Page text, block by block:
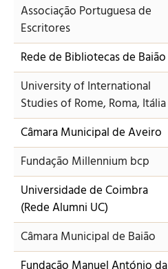
Associação Portuguesa de
Escritores
Rede de Bibliotecas de Baião
University of International
Studies of Rome, Roma, Itália
Câmara Municipal de Aveiro
Fundação Millennium bcp
Universidade de Coimbra
(Rede Alumni UC)
Câmara Municipal de Baião
Fundação Manuel António da